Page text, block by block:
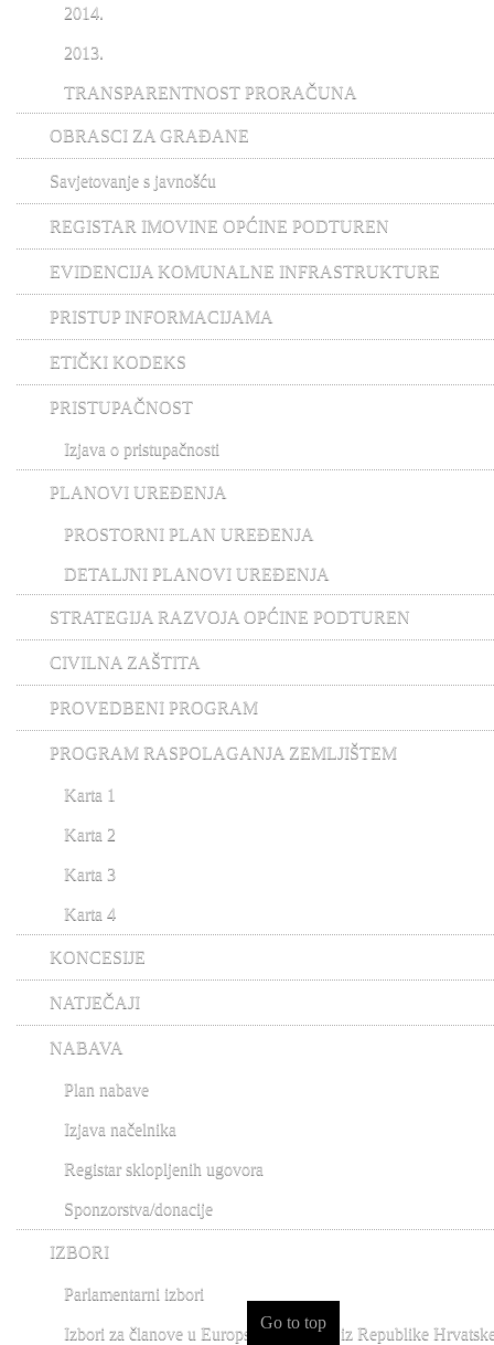
2014.
2013.
TRANSPARENTNOST PRORAČUNA
OBRASCI ZA GRAĐANE
Savjetovanje s javnošću
REGISTAR IMOVINE OPĆINE PODTUREN
EVIDENCIJA KOMUNALNE INFRASTRUKTURE
PRISTUP INFORMACIJAMA
ETIČKI KODEKS
PRISTUPAČNOST
Izjava o pristupačnosti
PLANOVI UREĐENJA
PROSTORNI PLAN UREĐENJA
DETALJNI PLANOVI UREĐENJA
STRATEGIJA RAZVOJA OPĆINE PODTUREN
CIVILNA ZAŠTITA
PROVEDBENI PROGRAM
PROGRAM RASPOLAGANJA ZEMLJIŠTEM
Karta 1
Karta 2
Karta 3
Karta 4
KONCESIJE
NATJEČAJI
NABAVA
Plan nabave
Izjava načelnika
Registar sklopljenih ugovora
Sponzorstva/donacije
IZBORI
Parlamentarni izbori
Izbori za članove u Europski parlament iz Republike
Go to top